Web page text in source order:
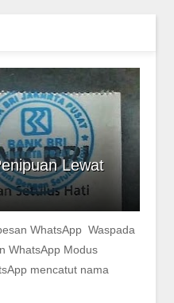
Lewat
WhatsApp Waspada
WhatsApp Modus
mencatut nama